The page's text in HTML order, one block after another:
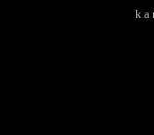
k.a